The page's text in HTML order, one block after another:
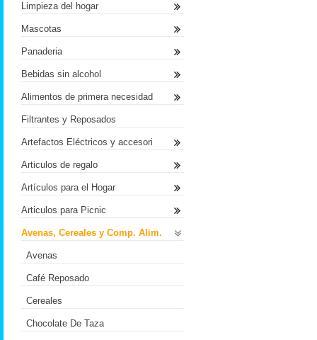
Limpieza del hogar
Mascotas
Panaderia
Bebidas sin alcohol
Alimentos de primera necesidad
Filtrantes y Reposados
Artefactos Eléctricos y accesori
Articulos de regalo
Artículos para el Hogar
Articulos para Picnic
Avenas, Cereales y Comp. Alim.
Avenas
Café Reposado
Cereales
Chocolate De Taza